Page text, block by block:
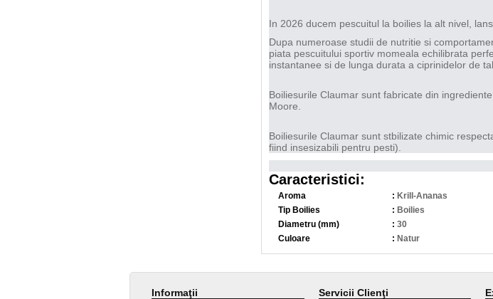
In 2026 ducem pescuitul la boilies la alt nivel,
Dupa numeroase studii de nutritie si
piata pescuitului sportiv momeala echilibrata
instantanee si de lunga durata a ciprinidelor de
Boiliesurile Claumar sunt fabricate din
Moore.
Boiliesurile Claumar sunt stbilizate chimic
fiind insesizabili pentru pesti).
Caracteristici:
Aroma : Krill-Ananas
Tip Boilies
: Boilies
Diametru (mm)
: 30
Culoare
: Natur
Informaţii Servicii Clienţi